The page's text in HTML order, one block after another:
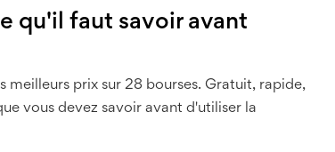
qu'il faut savoir avant
prix sur 28 bourses. Gratuit, rapide,
vous devez savoir avant d'utiliser la